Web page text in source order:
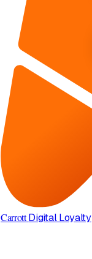
Carrott Digital Loyalty